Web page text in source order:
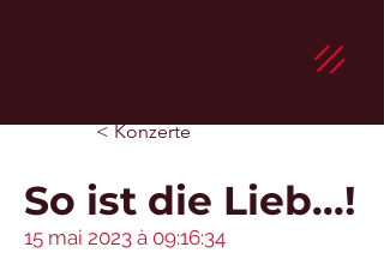
< Konzerte
So ist die Lieb...!
15 mai 2023 à 09:16:34